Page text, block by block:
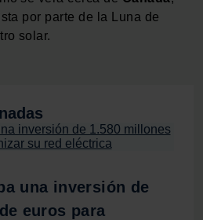
momento en la Declaración
que haga del sitio web con
sociales, publicidad y análisis
o que hayan recopilado a
de sus servicios.
por parte de la Luna de
solar.
una inversión de
euros para